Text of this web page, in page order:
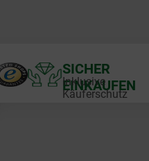
SICHER
EINKAUFEN
Inklusive
Käuferschutz